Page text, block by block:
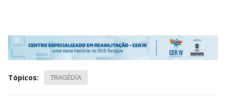
Tópicos: TRAGÉDİA